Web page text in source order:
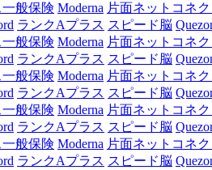
般保険 Moderna 片面ネットコネク
ランクAプラス スピード脳
般保険 Moderna 片面ネットコネク
ランクAプラス スピード脳
般保険 Moderna 片面ネットコネク
ランクAプラス スピード脳
般保険 Moderna 片面ネットコネク
ランクAプラス スピード脳
般保険 Moderna 片面ネットコネク
ランクAプラス スピード脳